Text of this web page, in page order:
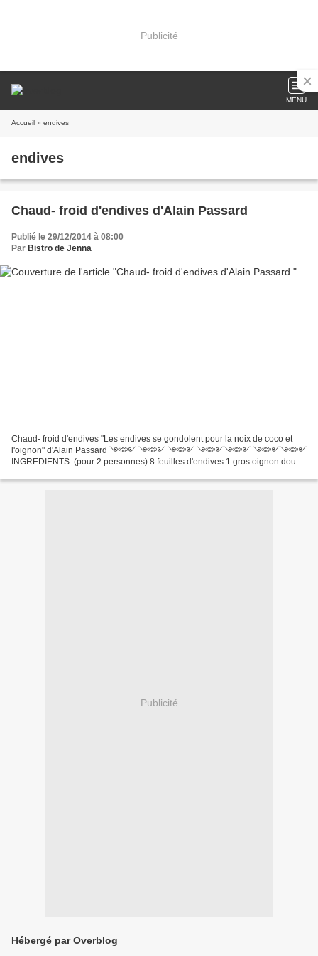
Publicité
MENU
Accueil » endives
endives
Chaud- froid d'endives d'Alain Passard
Publié le 29/12/2014 à 08:00
Par Bistro de Jenna
Chaud- froid d'endives "Les endives se gondolent pour la noix de coco et
l'oignon" d'Alain Passard ༺༻ ༺༻ ༺༻ ༺༻༺༻ ༺༻༺༻
INGREDIENTS: (pour 2 personnes) 8 feuilles d'endives 1 gros oignon doux
Publicité
Hébergé par Overblog